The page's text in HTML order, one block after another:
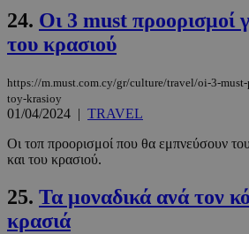
24. Οι 3 must προορισμοί
του κρασιού
https://m.must.com.cy/gr/culture/travel/oi-3-
toy-krasioy
01/04/2024 | TRAVEL
Οι τοπ προορισμοί που θα εμπνεύσουν
και του κρασιού.
25. Τα μοναδικά ανά τον
κρασιά
_scc_session